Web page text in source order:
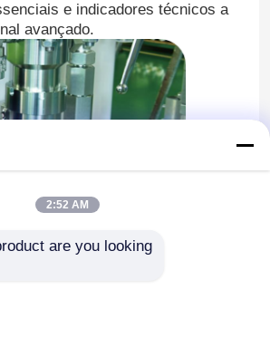
e indicadores técnicos a
avançado.
2:52 AM
are you looking